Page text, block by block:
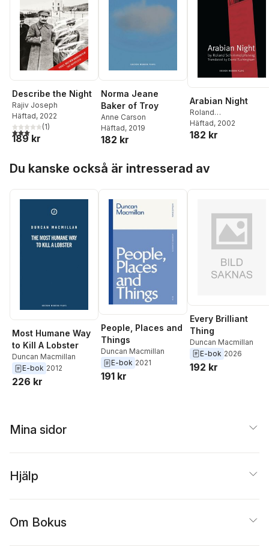
Describe the Night
Rajiv Joseph
Häftad, 2022
3,0utav 5 stjärnor. Totalt antal röster:
(1)
189 kr
Norma Jeane
Baker of Troy
Anne Carson
Häftad, 2019
182 kr
Arabian Night
Roland
Schimmelpfennig
Häftad, 2002
182 kr
Du kanske också är intresserad av
Most Humane Way
to Kill A Lobster
Duncan Macmillan
E-bok 2012
226 kr
People, Places and
Things
Duncan Macmillan
E-bok 2021
191 kr
Every Brilliant
Thing
Duncan Macmillan
E-bok 2026
192 kr
Mina sidor
Hjälp
Om Bokus